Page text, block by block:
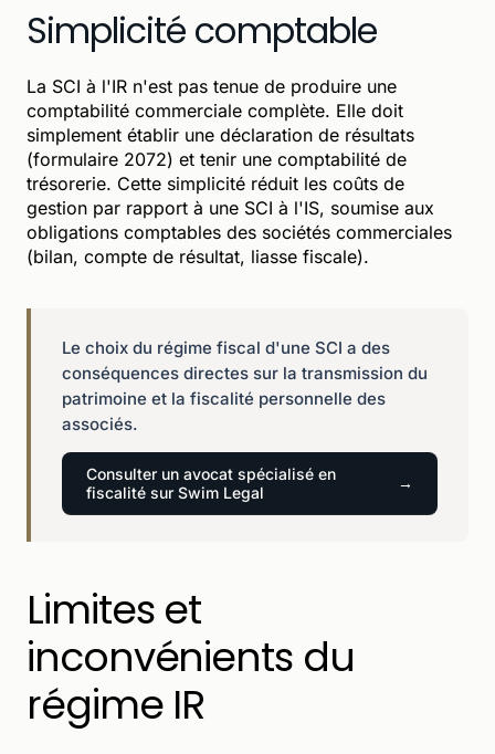
Simplicité comptable
La SCI à l'IR n'est pas tenue de produire une
comptabilité commerciale complète. Elle doit
simplement établir une déclaration de résultats
(formulaire 2072) et tenir une comptabilité de
trésorerie. Cette simplicité réduit les coûts de
gestion par rapport à une SCI à l'IS, soumise aux
obligations comptables des sociétés commerciales
(bilan, compte de résultat, liasse fiscale).
Le choix du régime fiscal d'une SCI a des
conséquences directes sur la transmission du
patrimoine et la fiscalité personnelle des
associés.
Consulter un avocat spécialisé en
fiscalité sur Swim Legal
Limites et
inconvénients du
régime IR